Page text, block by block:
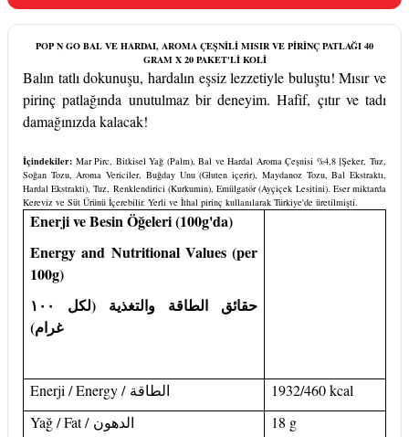
POP N GO BAL VE HARDAI, AROMA ÇEŞNİLİ MISIR VE PİRİNÇ PATLAĞI 40
GRAM X 20 PAKET'Lİ KOLİ
Balın tatlı dokunuşu, hardalın eşsiz lezzetiyle buluştu! Mısır ve
pirinç patlağında unutulmaz bir deneyim. Hafif, çıtır ve tadı
damağınızda kalacak!
İçindekiler: Mar Pirc, Bitkisel Yağ (Palm), Bal ve Hardal Aroma Çeşnisi %4,8 [Şeker, Tuz,
Soğan Tozu, Aroma Vericiler, Buğday Unu (Gluten içerir), Maydanoz Tozu, Bal Ekstraktı,
Hardal Ekstrakti), Tuz, Renklendirici (Kurkumin), Emülgatör (Ayçiçek Lesitini). Eser miktarda
Kereviz ve Süt Ürünü İçerebilir. Yerli ve İthal pirinç kullanılarak Türkiye'de üretilmişti.
Enerji ve Besin Öğeleri (100g'da)
Energy and Nutritional Values (per
100g)
حقائق الطاقة والتغذية (لكل ١٠٠
غرام)
Enerji / Energy / الطاقة
1932/460 kcal
Yağ / Fat / الدهون
18 g